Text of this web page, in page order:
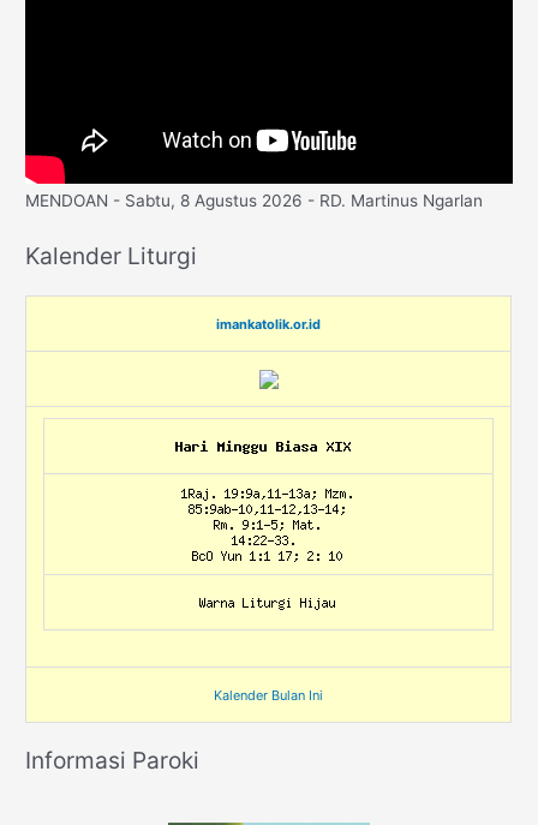
MENDOAN - Sabtu, 8 Agustus 2026 - RD. Martinus Ngarlan
Kalender Liturgi
imankatolik.or.id
Kalender Bulan Ini
Informasi Paroki